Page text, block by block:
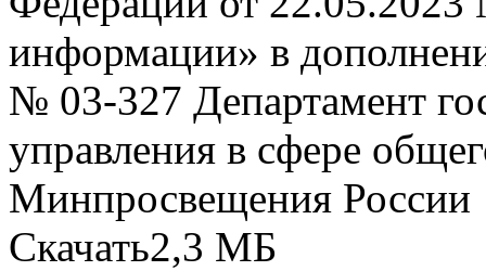
информации» в
№ 03-327 Департамент
управления в сфере
Минпросвещения России
Скачать2,3 МБ